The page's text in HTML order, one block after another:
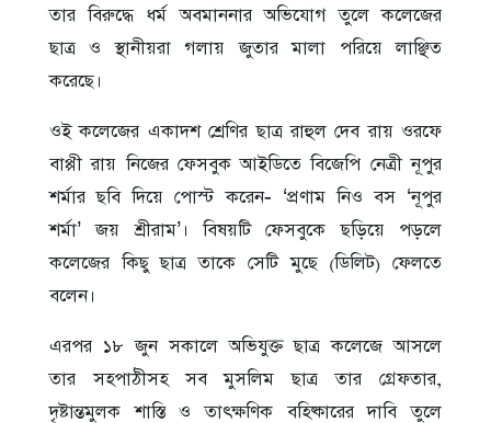
তার বিরুদ্ধে ধর্ম অবমাননার অভিযোগ তুলে কলেজের
ছাত্র ও স্থানীয়রা গলায় জুতার মালা পরিয়ে লাঞ্ছিত
করেছে।
ওই কলেজের একাদশ শ্রেণির ছাত্র রাহুল দেব রায় ওরফে
বাপ্পী রায় নিজের ফেসবুক আইডিতে বিজেপি নেত্রী নূপুর
শর্মার ছবি দিয়ে পোস্ট করেন- ‘প্রণাম নিও বস ‘নূপুর
শর্মা’ জয় শ্রীরাম’। বিষয়টি ফেসবুকে ছড়িয়ে পড়লে
কলেজের কিছু ছাত্র তাকে সেটি মুছে (ডিলিট) ফেলতে
বলেন।
এরপর ১৮ জুন সকালে অভিযুক্ত ছাত্র কলেজে আসলে
তার সহপাঠীসহ সব মুসলিম ছাত্র তার গ্রেফতার,
দৃষ্টান্তমুলক শাস্তি ও তাৎক্ষণিক বহিষ্কারের দাবি তুলে